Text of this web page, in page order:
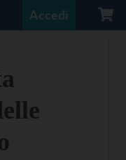
Accedi